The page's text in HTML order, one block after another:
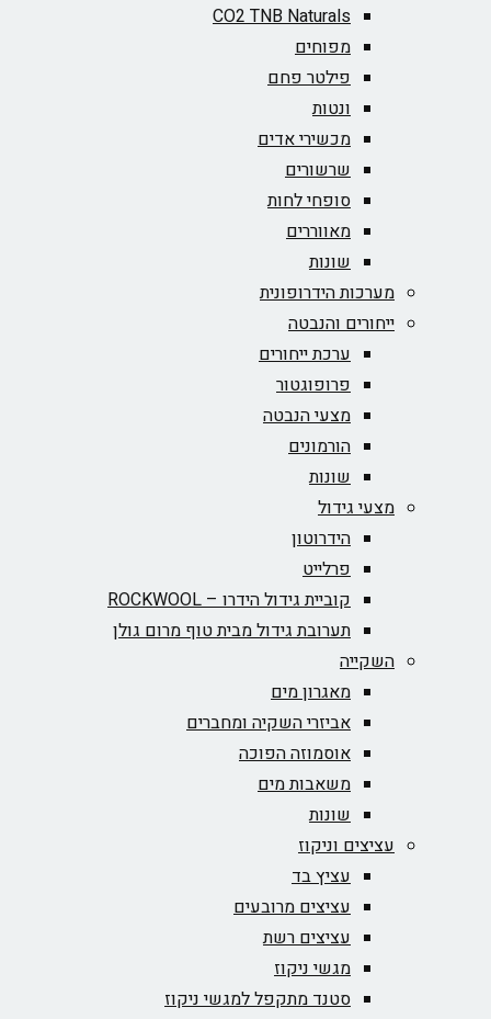
CO2 TNB Naturals
מפוחים
פילטר פחם
ונטות
מכשירי אדים
שרשורים
סופחי לחות
מאווררים
שונות
מערכות הידרופונית
ייחורים והנבטה
ערכת ייחורים
פרופוגטור
מצעי הנבטה
הורמונים
שונות
מצעי גידול
הידרוטון
פרלייט
קוביית גידול הידרו – ROCKWOOL‏
תערובת גידול מבית טוף מרום גולן
השקייה
מאגרון מים
אביזרי השקיה ומחברים
אוסמוזה הפוכה
משאבות מים
שונות
עציצים וניקוז
עציץ בד
עציצים מרובעים
עציצים רשת
מגשי ניקוז
סטנד מתקפל למגשי ניקוז